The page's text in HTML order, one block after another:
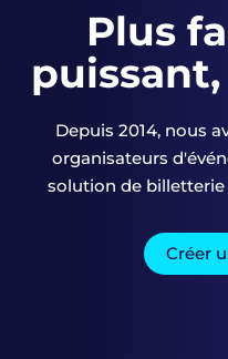
Plus
puissant,
Depuis 2014, nous
organisateurs
solution de
Créer